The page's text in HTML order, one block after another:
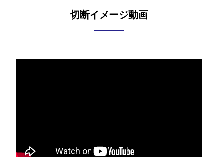
切断イメージ動画